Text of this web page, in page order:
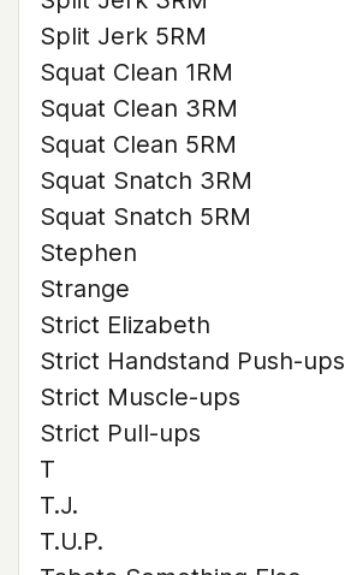
Split Jerk 5RM
Squat Clean 1RM
Squat Clean 3RM
Squat Clean 5RM
Squat Snatch 3RM
Squat Snatch 5RM
Stephen
Strange
Strict Elizabeth
Strict Handstand Push-ups
Strict Muscle-ups
Strict Pull-ups
T
T.J.
T.U.P.